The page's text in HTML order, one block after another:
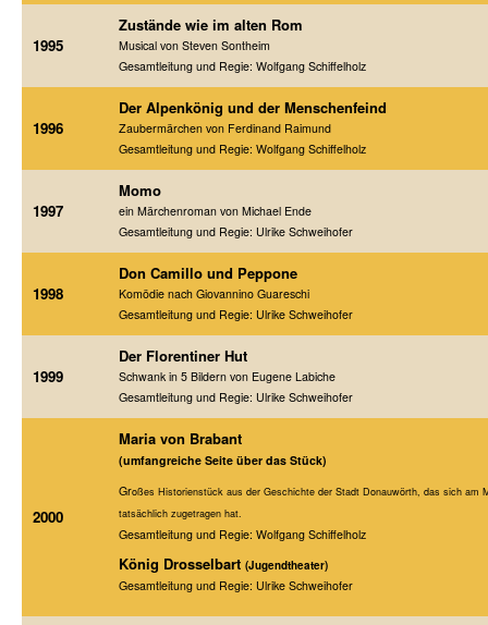
1995
Zustände wie im alten Rom
Musical von Steven Sontheim
Gesamtleitung und Regie: Wolfgang Schiffelholz
1996
Der Alpenkönig und der Menschenfeind
Zaubermärchen von Ferdinand Raimund
Gesamtleitung und Regie: Wolfgang Schiffelholz
1997
Momo
ein Märchenroman von Michael Ende
Gesamtleitung und Regie: Ulrike Schweihofer
1998
Don Camillo und Peppone
Komödie nach Giovannino Guareschi
Gesamtleitung und Regie: Ulrike Schweihofer
1999
Der Florentiner Hut
Schwank in 5 Bildern von Eugene Labiche
Gesamtleitung und Regie: Ulrike Schweihofer
2000
Maria von Brabant
(umfangreiche Seite über das Stück)
Großes Historienstück aus der Geschichte der Stadt Donauwörth, das sich am
tatsächlich zugetragen hat.
Gesamtleitung und Regie: Wolfgang Schiffelholz
König Drosselbart (Jugendtheater)
Gesamtleitung und Regie: Ulrike Schweihofer